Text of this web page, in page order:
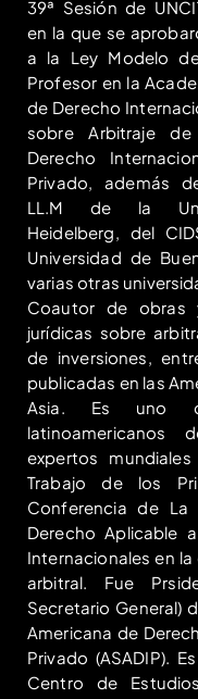
39ª Sesión de
en la que se
a la Ley Modelo
Profesor en la
de Derecho
sobre Arbitraje
Derecho
Privado, además
LL.M de la
Heidelberg, del
Universidad de
varias otras
Coautor de obras
jurídicas sobre
de inversiones,
publicadas en las
Asia. Es uno
latinoamericanos
expertos
Trabajo de los
Conferencia de
Derecho Aplicable
Internacionales en
arbitral. Fue
Secretario General)
Americana de
Privado (ASADIP).
Centro de